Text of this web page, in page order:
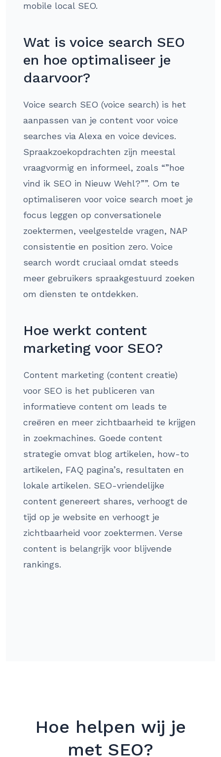
mobile local SEO.
Wat is voice search SEO
en hoe optimaliseer je
daarvoor?
Voice search SEO (voice search) is het
aanpassen van je content voor voice
searches via Alexa en voice devices.
Spraakzoekopdrachten zijn meestal
vraagvormig en informeel, zoals “”hoe
vind ik SEO in Nieuw Wehl?””. Om te
optimaliseren voor voice search moet je
focus leggen op conversationele
zoektermen, veelgestelde vragen, NAP
consistentie en position zero. Voice
search wordt cruciaal omdat steeds
meer gebruikers spraakgestuurd zoeken
om diensten te ontdekken.
Hoe werkt content
marketing voor SEO?
Content marketing (content creatie)
voor SEO is het publiceren van
informatieve content om leads te
creëren en meer zichtbaarheid te krijgen
in zoekmachines. Goede content
strategie omvat blog artikelen, how-to
artikelen, FAQ pagina’s, resultaten en
lokale artikelen. SEO-vriendelijke
content genereert shares, verhoogt de
tijd op je website en verhoogt je
zichtbaarheid voor zoektermen. Verse
content is belangrijk voor blijvende
rankings.
Hoe helpen wij je
met SEO?